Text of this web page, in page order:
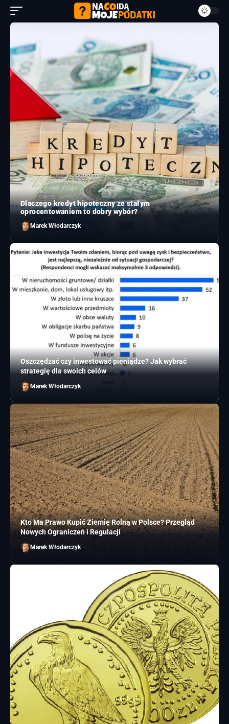
Dlaczego kredyt hipoteczny ze stałym
oprocentowaniem to dobry wybór?
Marek Włodarczyk
Oszczędzać czy inwestować pieniądze? Jak wybrać
strategię dla swoich celów
Marek Włodarczyk
Kto Ma Prawo Kupić Ziemię Rolną w Polsce? Przegląd
Nowych Ograniczeń i Regulacji
Marek Włodarczyk